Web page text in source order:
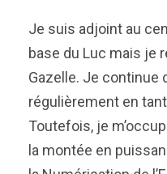
Je suis adjoint au
base du Luc mais je
Gazelle. Je continue
régulièrement en
Toutefois, je
la montée en